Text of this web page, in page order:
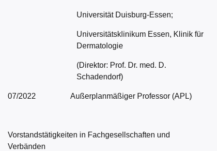
Universität Duisburg-Essen;
Universitätsklinikum Essen, Klinik für
Dermatologie
(Direktor: Prof. Dr. med. D.
Schadendorf)
07/2022 Außerplanmäßiger Professor (APL)
Vorstandstätigkeiten in Fachgesellschaften und
Verbänden